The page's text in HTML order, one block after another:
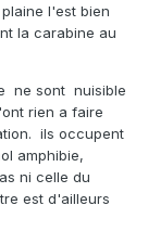
l'est bien
la carabine au
ne sont nuisible
rien a faire
ils occupent
amphibie,
ni celle du
est d'ailleurs